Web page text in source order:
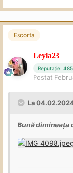
- Sex
-
-
simț )
-
Escorta
Leyla23
Reputație:
Postat
La
Bună dimineața